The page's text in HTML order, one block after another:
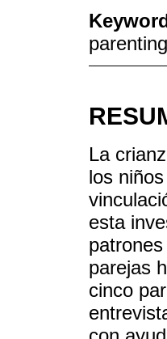
La
los
esta
parejas
cinco